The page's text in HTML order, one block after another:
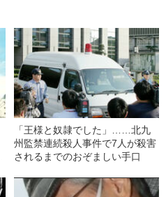
「王様と奴隷でした」……北九
州監禁連続殺人事件で7人が殺害
されるまでのおぞましい手口